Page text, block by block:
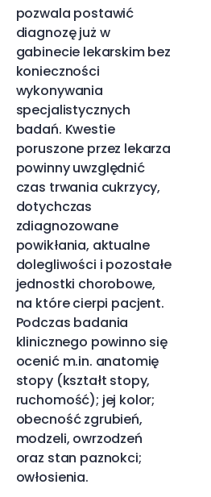
pozwala postawić
diagnozę już w
gabinecie lekarskim bez
konieczności
wykonywania
specjalistycznych
badań. Kwestie
poruszone przez lekarza
powinny uwzględnić
czas trwania cukrzycy,
dotychczas
zdiagnozowane
powikłania, aktualne
dolegliwości i pozostałe
jednostki chorobowe,
na które cierpi pacjent.
Podczas badania
klinicznego powinno się
ocenić m.in. anatomię
stopy (kształt stopy,
ruchomość); jej kolor;
obecność zgrubień,
modzeli, owrzodzeń
oraz stan paznokci;
owłosienia.